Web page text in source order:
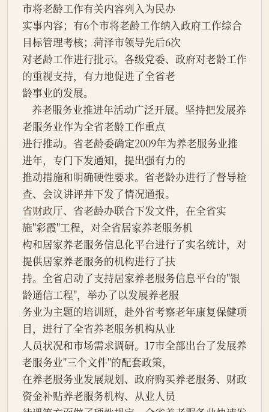
市将老龄工作有关内容列入为民办
实事内容；有6个市将老龄工作纳入政府工作综合
目标管理考核；菏泽市领导先后6次
对老龄工作进行批示。各级党委、政府对老龄工作
的重视支持，有力地促进了全省老
龄事业的发展。
老服务业作为全省老龄工作重点
进行推动。省老龄委确定2009年为养老服务业推
进年，专门下发通知，提出强有力的
推动措施和明确硬性要求。省老龄办进行了督导检
查、会议讲评并下发了情况通报。
省财政厅、省老龄办联合下发文件，在全省实
施"彩霞"工程，对全省居家养老服务机
构和居家养老服务信息化平台进行了实名统计，对
提供居家养老服务的机构进行了扶
持。全省启动了支持居家养老服务信息平台的"银
龄通信工程"，举办了以发展养老服
务业为主题的培训班，赴外省考察老年康复保健项
目，进行了全省养老服务机构从业
人员状况和市场需求调研。17市全部出台了发展养
老服务业"三个文件"的配套政策，
在养老服务业发展规划、政府购买养老服务、财政
资金补贴养老服务机构、从业人员